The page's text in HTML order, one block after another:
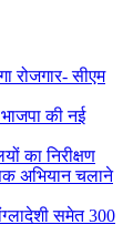
रोजगार- सीएम
की नई
का निरीक्षण
अभियान चलाने
समेत 300